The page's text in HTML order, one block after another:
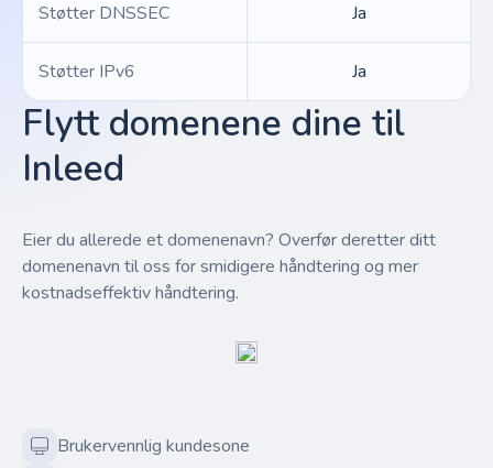
Støtter DNSSEC Ja
Støtter IPv6 Ja
Flytt domenene dine til
Inleed
Eier du allerede et domenenavn? Overfør deretter ditt
domenenavn til oss for smidigere håndtering og mer
kostnadseffektiv håndtering.
Brukervennlig kundesone